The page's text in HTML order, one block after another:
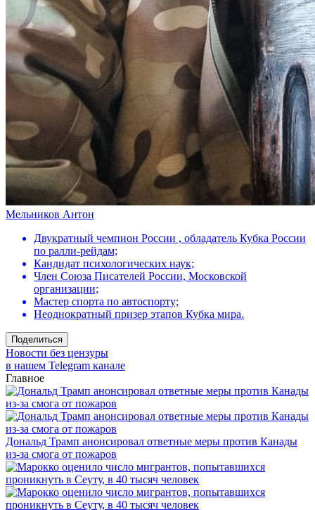
Мельников Антон
Двукратный чемпион России , обладатель Кубка России
по ралли-рейдам;
Кандидат психологических наук;
Член Союза Писателей России, Московской
организации;
Мастер спорта по автоспорту;
Неоднократный призер этапов Кубка мира.
Поделиться
Новости без цензуры
в нашем Telegram канале
Главное
Дональд Трамп анонсировал ответные меры против Канады
из-за смога от пожаров